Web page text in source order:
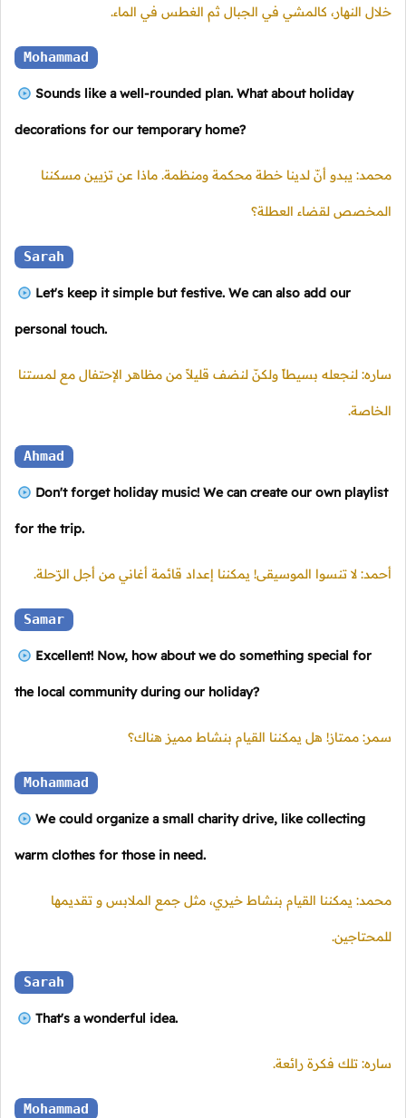
خلال النهار، كالمشي في الجبال ثم الغطس في الماء.
Mohammad
Sounds like a well-rounded plan. What about holiday
decorations for our temporary home?
محمد: يبدو أنّ لدينا خطة محكمة ومنظمة. ماذا عن تزيين مسكننا
المخصص لقضاء العطلة؟
Sarah
Let's keep it simple but festive. We can also add our
personal touch.
ساره: لنجعله بسيطاً ولكنّ لنضف قليلاً من مظاهر الإحتفال مع لمستنا
الخاصة.
Ahmad
Don't forget holiday music! We can create our own playlist
for the trip.
أحمد: لا تنسوا الموسيقى! يمكننا إعداد قائمة أغاني من أجل الرّحلة.
Samar
Excellent! Now, how about we do something special for
the local community during our holiday?
سمر: ممتاز! هل يمكننا القيام بنشاط مميز هناك؟
Mohammad
We could organize a small charity drive, like collecting
warm clothes for those in need.
محمد: يمكننا القيام بنشاط خيري، مثل جمع الملابس و تقديمها
للمحتاجين.
Sarah
That's a wonderful idea.
ساره: تلك فكرة رائعة.
Mohammad